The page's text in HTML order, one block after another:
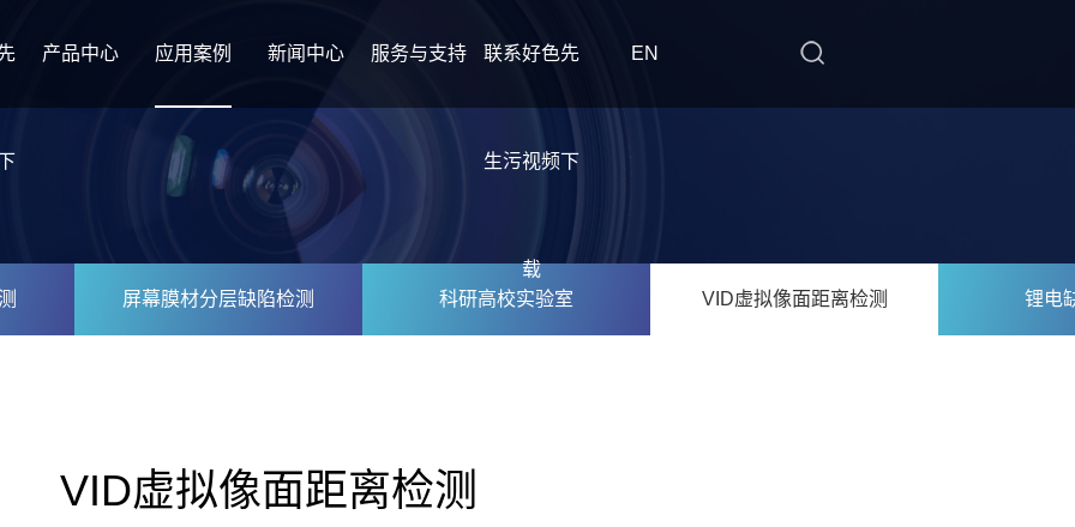
产品中心 应用案例 新闻中心 服务与支持 联系好色先
生污视频下
载
EN
屏幕膜材分层缺陷检测 科研高校实验室 VID虚拟像面距离检测 锂电
VID虚拟像面距离检测